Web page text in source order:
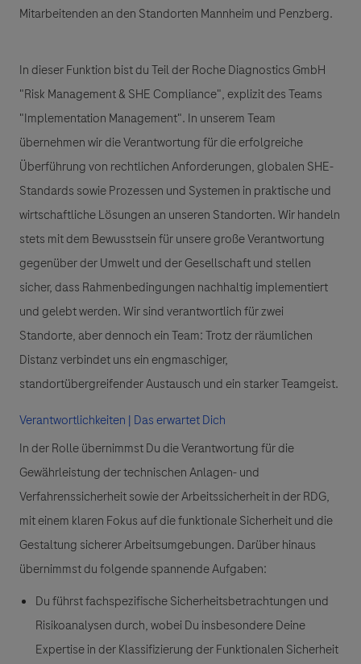
Mitarbeitenden an den Standorten Mannheim und Penzberg.
In dieser Funktion bist du Teil der Roche Diagnostics GmbH
"Risk Management & SHE Compliance", explizit des Teams
"Implementation Management". In unserem Team
übernehmen wir die Verantwortung für die erfolgreiche
Überführung von rechtlichen Anforderungen, globalen SHE-
Standards sowie Prozessen und Systemen in praktische und
wirtschaftliche Lösungen an unseren Standorten. Wir handeln
stets mit dem Bewusstsein für unsere große Verantwortung
gegenüber der Umwelt und der Gesellschaft und stellen
sicher, dass Rahmenbedingungen nachhaltig implementiert
und gelebt werden. Wir sind verantwortlich für zwei
Standorte, aber dennoch ein Team: Trotz der räumlichen
Distanz verbindet uns ein engmaschiger,
standortübergreifender Austausch und ein starker Teamgeist.
Verantwortlichkeiten | Das erwartet Dich
In der Rolle übernimmst Du die Verantwortung für die
Gewährleistung der technischen Anlagen- und
Verfahrenssicherheit sowie der Arbeitssicherheit in der RDG,
mit einem klaren Fokus auf die funktionale Sicherheit und die
Gestaltung sicherer Arbeitsumgebungen. Darüber hinaus
übernimmst du folgende spannende Aufgaben:
Du führst fachspezifische Sicherheitsbetrachtungen und
Risikoanalysen durch, wobei Du insbesondere Deine
Expertise in der Klassifizierung der Funktionalen Sicherheit